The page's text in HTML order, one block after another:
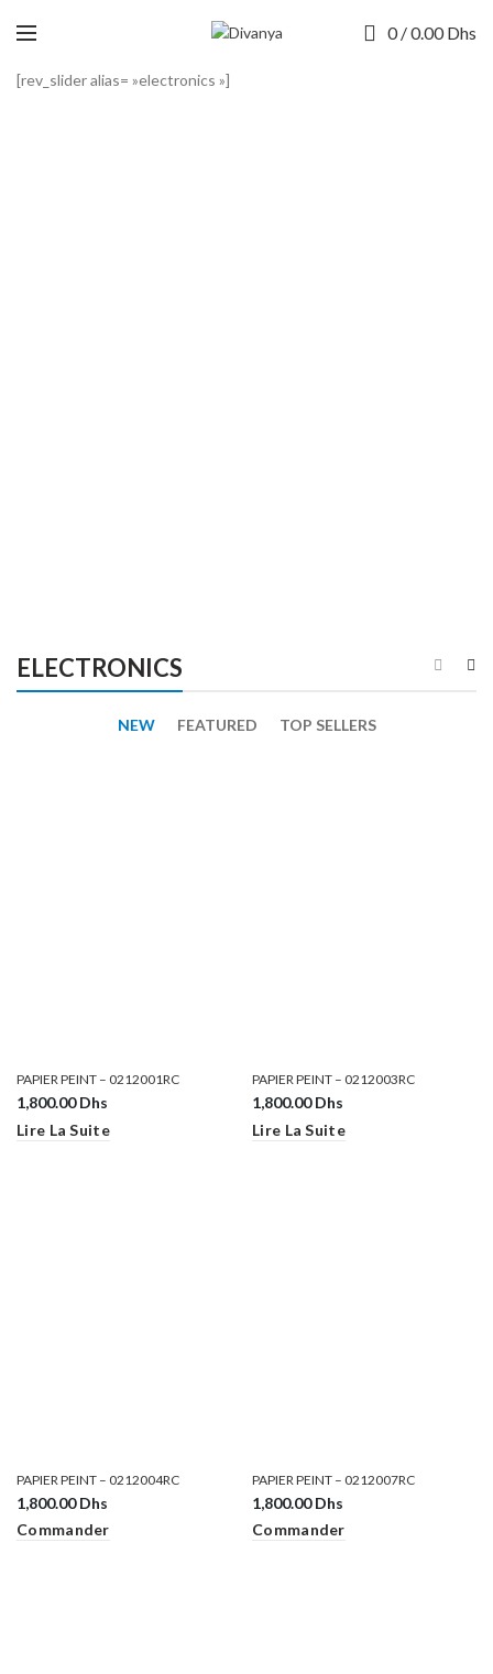
0/0.00Dhs
[rev_slider alias= »electronics »]
ELECTRONICS
NEW FEATURED TOP SELLERS
PAPIER PEINT – 0212001RC
1,800.00Dhs
Lire La Suite
PAPIER PEINT – 0212003RC
1,800.00Dhs
Lire La Suite
PAPIER PEINT – 0212004RC
1,800.00Dhs
Commander
PAPIER PEINT – 0212007RC
1,800.00Dhs
Commander